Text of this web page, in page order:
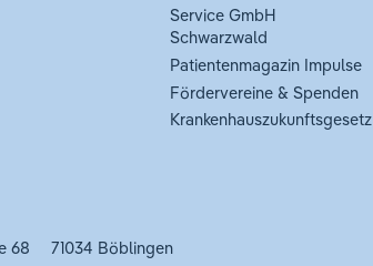
Service GmbH
Schwarzwald
Patientenmagazin Impulse
Fördervereine & Spenden
Krankenhauszukunftsgesetz
68 71034 Böblingen